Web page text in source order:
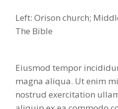
Left: Orison church;
The Bible
Eiusmod tempor
magna aliqua. Ut enim
nostrud exercitation